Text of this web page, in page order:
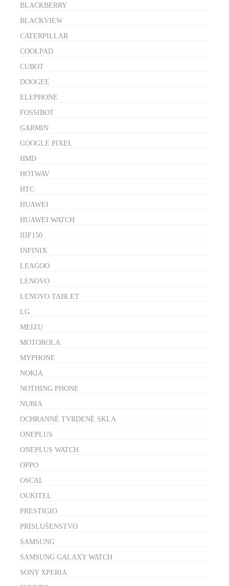
BLACKBERRY
BLACKVIEW
CATERPILLAR
COOLPAD
CUBOT
DOOGEE
ELEPHONE
FOSSIBOT
GARMIN
GOOGLE PIXEL
HMD
HOTWAV
HTC
HUAWEI
HUAWEI WATCH
IIIF150
INFINIX
LEAGOO
LENOVO
LENOVO TABLET
LG
MEIZU
MOTOROLA
MYPHONE
NOKIA
NOTHING PHONE
NUBIA
OCHRANNÉ TVRDENÉ SKLA
ONEPLUS
ONEPLUS WATCH
OPPO
OSCAL
OUKITEL
PRESTIGIO
PRÍSLUŠENSTVO
SAMSUNG
SAMSUNG GALAXY WATCH
SONY XPERIA